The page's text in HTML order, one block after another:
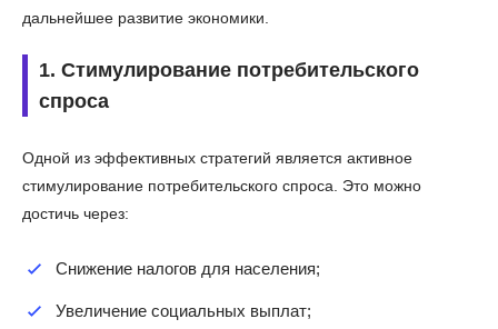
дальнейшее развитие экономики.
1. Стимулирование потребительского
спроса
Одной из эффективных стратегий является активное
стимулирование потребительского спроса. Это можно
достичь через:
Снижение налогов для населения;
Увеличение социальных выплат;